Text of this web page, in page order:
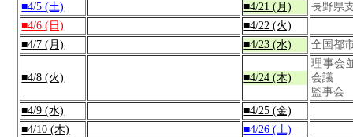
■4/5 (土)
■4/21 (月)
長野県
■4/6 (日)
■4/22 (火)
■4/7 (月)
■4/23 (水) 全国都
■4/8 (火) ■4/24 (木)
理事会
会議
監事会
■4/9 (水)
■4/25 (金)
■4/10 (木)
■4/26 (土)